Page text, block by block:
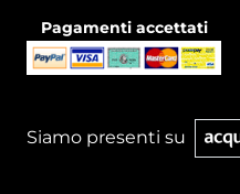
Pagamenti accettati
Siamo presenti su